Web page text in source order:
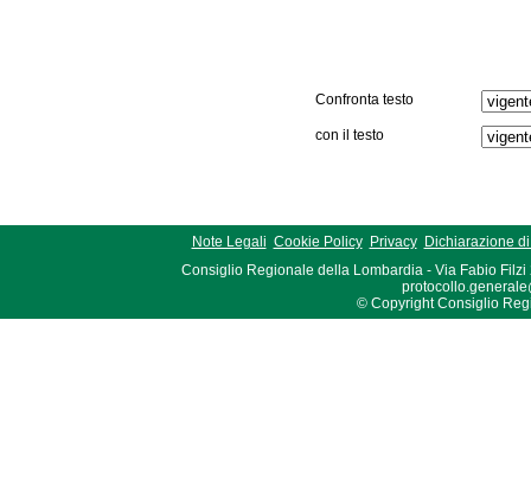
Confronta testo
con il testo
Note Legali Cookie Policy Privacy
Dichiarazione
Consiglio Regionale della Lombardia - Via Fabio Filzi
© Copyright Consiglio